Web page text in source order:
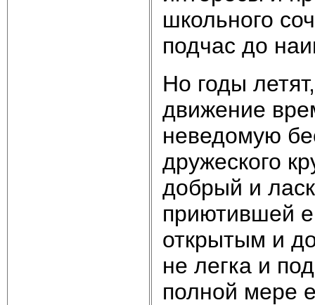
школьного
подчас до
Но годы
движение
неведомую
дружеского
добрый и
приютившей
открытым и
не легка и
полной мере